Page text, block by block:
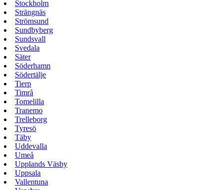
Stockholm
Strängnäs
Strömsund
Sundbyberg
Sundsvall
Svedala
Säter
Söderhamn
Södertälje
Tierp
Timrå
Tomelilla
Tranemo
Trelleborg
Tyresö
Täby
Uddevalla
Umeå
Upplands Väsby
Uppsala
Vallentuna